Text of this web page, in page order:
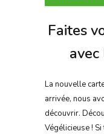
Faites
La nouvelle
arrivée, nous
découvrir.
Végélicieuse !